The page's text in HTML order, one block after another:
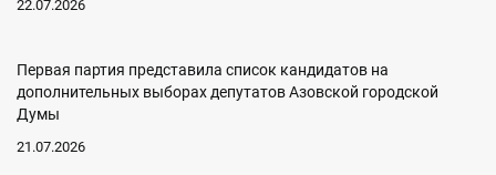
22.07.2026
Первая партия представила список кандидатов на
дополнительных выборах депутатов Азовской городской
Думы
21.07.2026